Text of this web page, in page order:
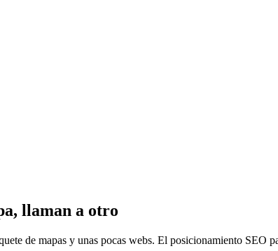
llaman a otro
de mapas y unas pocas webs. El posicionamiento SEO